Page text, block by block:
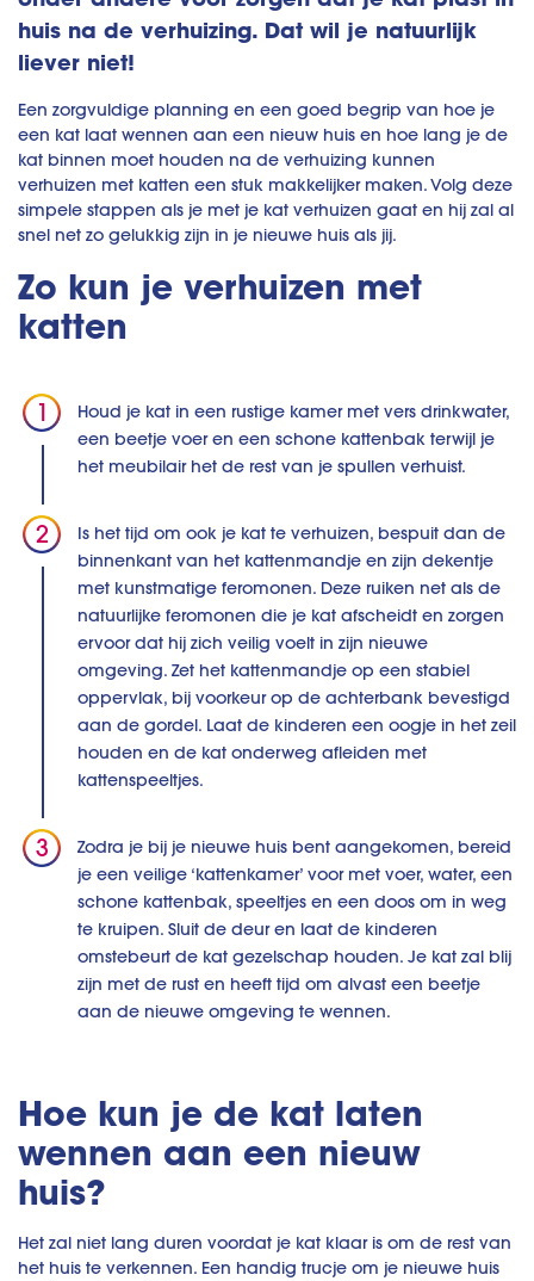
huis na de verhuizing. Dat wil je natuurlijk
liever niet!
Een zorgvuldige planning en een goed begrip van hoe je
een kat laat wennen aan een nieuw huis en hoe lang je de
kat binnen moet houden na de verhuizing kunnen
verhuizen met katten een stuk makkelijker maken. Volg deze
simpele stappen als je met je kat verhuizen gaat en hij zal al
snel net zo gelukkig zijn in je nieuwe huis als jij.
Zo kun je verhuizen met
katten
Houd je kat in een rustige kamer met vers drinkwater,
een beetje voer en een schone kattenbak terwijl je
het meubilair het de rest van je spullen verhuist.
Is het tijd om ook je kat te verhuizen, bespuit dan de
binnenkant van het kattenmandje en zijn dekentje
met kunstmatige feromonen. Deze ruiken net als de
natuurlijke feromonen die je kat afscheidt en zorgen
ervoor dat hij zich veilig voelt in zijn nieuwe
omgeving. Zet het kattenmandje op een stabiel
oppervlak, bij voorkeur op de achterbank bevestigd
aan de gordel. Laat de kinderen een oogje in het zeil
houden en de kat onderweg afleiden met
kattenspeeltjes.
Zodra je bij je nieuwe huis bent aangekomen, bereid
je een veilige ‘kattenkamer’ voor met voer, water, een
schone kattenbak, speeltjes en een doos om in weg
te kruipen. Sluit de deur en laat de kinderen
omstebeurt de kat gezelschap houden. Je kat zal blij
zijn met de rust en heeft tijd om alvast een beetje
aan de nieuwe omgeving te wennen.
Hoe kun je de kat laten
wennen aan een nieuw
huis?
Het zal niet lang duren voordat je kat klaar is om de rest van
het huis te verkennen. Een handig trucje om je nieuwe huis